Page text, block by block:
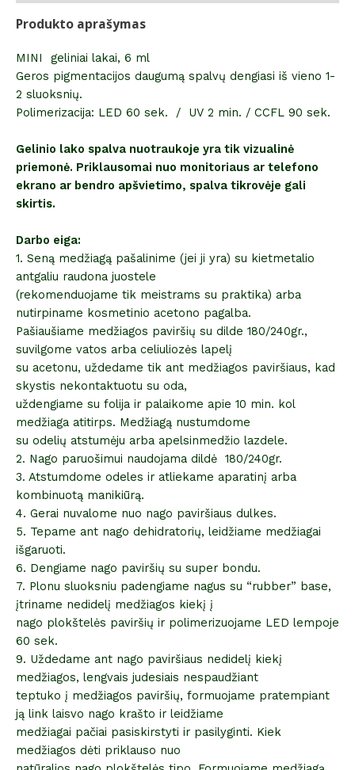
Produkto aprašymas
MINI geliniai lakai, 6 ml
Geros pigmentacijos daugumą spalvų dengiasi iš vieno 1-
2 sluoksnių.
Polimerizacija: LED 60 sek. / UV 2 min. / CCFL 90 sek.
Gelinio lako spalva nuotraukoje yra tik vizualinė
priemonė. Priklausomai nuo monitoriaus ar telefono
ekrano ar bendro apšvietimo, spalva tikrovėje gali
skirtis.
Darbo eiga:
1. Seną medžiagą pašalinime (jei ji yra) su kietmetalio
antgaliu raudona juostele
(rekomenduojame tik meistrams su praktika) arba
nutirpiname kosmetinio acetono pagalba.
Pašiaušiame medžiagos paviršių su dilde 180/240gr.,
suvilgome vatos arba celiuliozės lapelį
su acetonu, uždedame tik ant medžiagos paviršiaus, kad
skystis nekontaktuotu su oda,
uždengiame su folija ir palaikome apie 10 min. kol
medžiaga atitirps. Medžiagą nustumdome
su odelių atstumėju arba apelsinmedžio lazdele.
2. Nago paruošimui naudojama dildė 180/240gr.
3. Atstumdome odeles ir atliekame aparatinį arba
kombinuotą manikiūrą.
4. Gerai nuvalome nuo nago paviršiaus dulkes.
5. Tepame ant nago dehidratorių, leidžiame medžiagai
išgaruoti.
6. Dengiame nago paviršių su super bondu.
7. Plonu sluoksniu padengiame nagus su “rubber” base,
įtriname nedidelį medžiagos kiekį į
nago plokštelės paviršių ir polimerizuojame LED lempoje
60 sek.
9. Uždedame ant nago paviršiaus nedidelį kiekį
medžiagos, lengvais judesiais nespaudžiant
teptuko į medžiagos paviršių, formuojame pratempiant
ją link laisvo nago krašto ir leidžiame
medžiagai pačiai pasiskirstyti ir pasilyginti. Kiek
medžiagos dėti priklauso nuo